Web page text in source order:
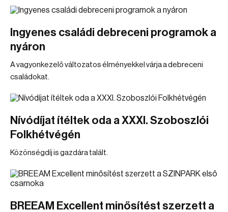
Ingyenes családi debreceni programok a
nyáron
A vagyonkezelő változatos élményekkel várja a debreceni
családokat.
Nívódíjat ítéltek oda a XXXI. Szoboszlói
Folkhétvégén
Közönségdíj is gazdára talált.
BREEAM Excellent minősítést szerzett a